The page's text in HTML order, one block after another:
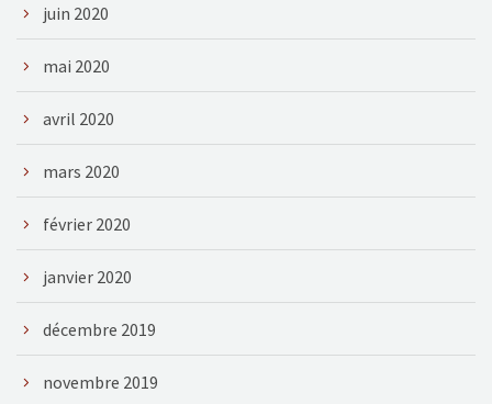
juin 2020
mai 2020
avril 2020
mars 2020
février 2020
janvier 2020
décembre 2019
novembre 2019